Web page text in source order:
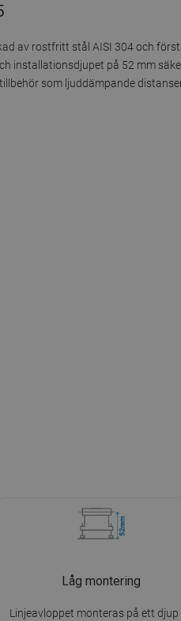
av rostfritt stål AISI 304 och
installationsdjupet på 52 mm
som ljuddämpande
Låg montering
Linjeavloppet monteras på ett djup